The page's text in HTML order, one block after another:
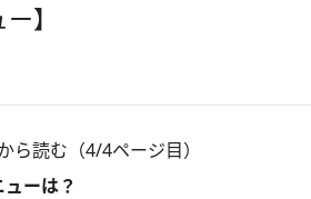
】
ら読む（4/4ページ目）
ーは？